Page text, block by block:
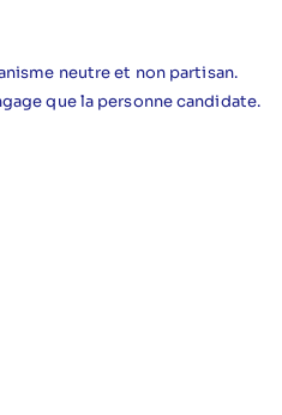
neutre et non partisan.
que la personne candidate.